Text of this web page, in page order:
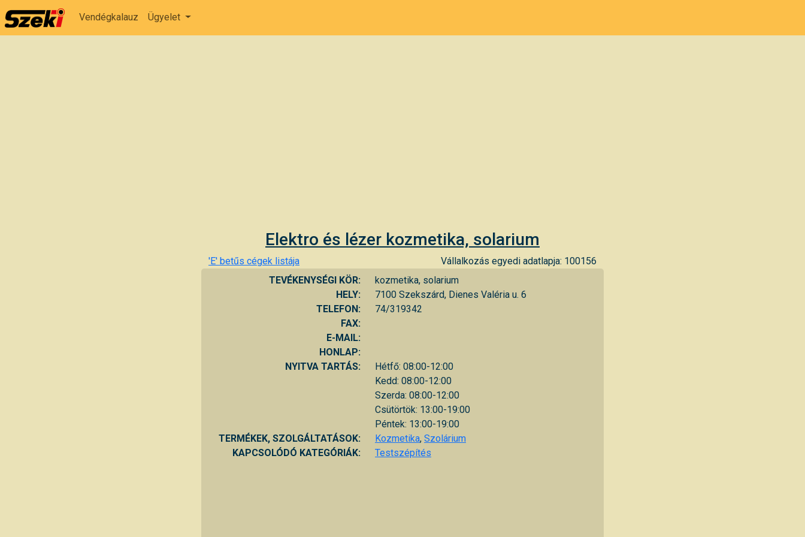
Vendégkalauz Ügyelet
Elektro és lézer kozmetika, solarium
'E' betűs cégek listája
Vállalkozás egyedi adatlapja: 100156
TEVÉKENYSÉGI KÖR:
kozmetika, solarium
HELY:
7100 Szekszárd, Dienes Valéria u. 6
TELEFON:
74/319342
FAX:
E-MAIL:
HONLAP:
NYITVA TARTÁS:
Hétfő: 08:00-12:00
Kedd: 08:00-12:00
Szerda: 08:00-12:00
Csütörtök: 13:00-19:00
Péntek: 13:00-19:00
TERMÉKEK, SZOLGÁLTATÁSOK:
Kozmetika, Szolárium
KAPCSOLÓDÓ KATEGÓRIÁK:
Testszépítés